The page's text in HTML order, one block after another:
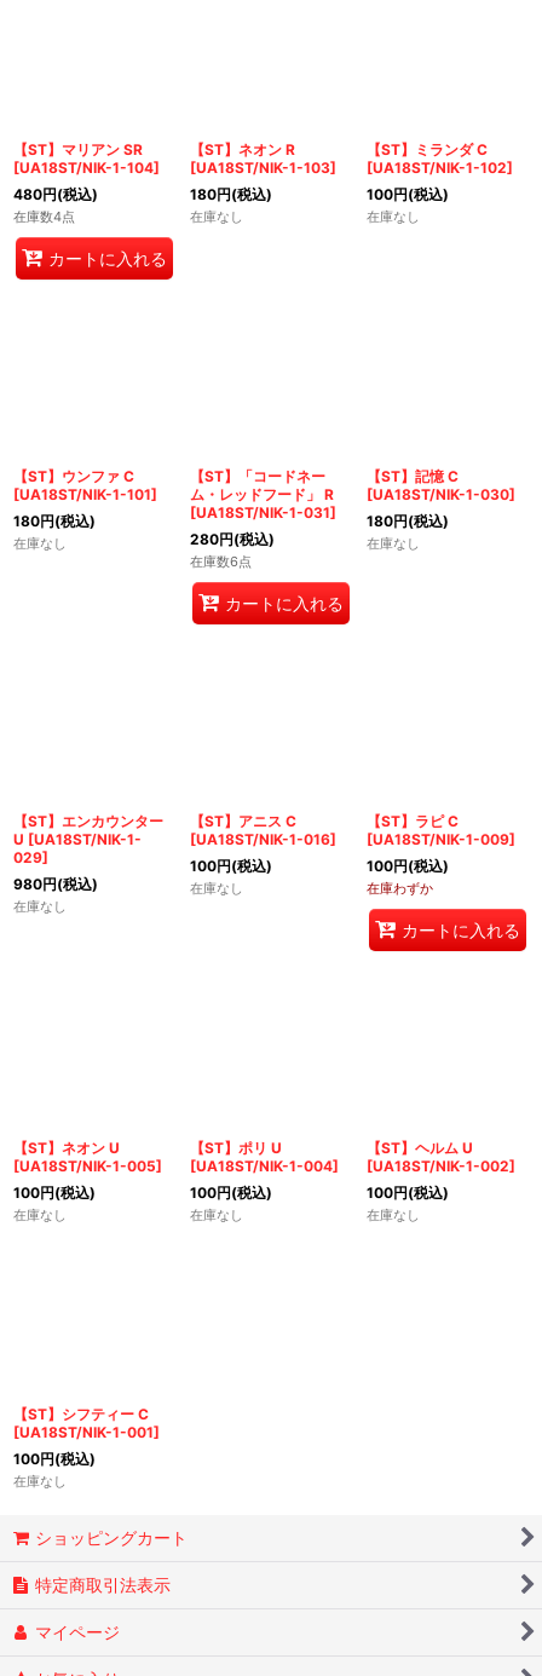
【ST】マリアン SR
[UA18ST/NIK-1-104]
480円(税込)
在庫数4点
カートに入れる
【ST】ネオン R
[UA18ST/NIK-1-103]
180円(税込)
在庫なし
【ST】ミランダ C
[UA18ST/NIK-1-102]
100円(税込)
在庫なし
【ST】ウンファ C
[UA18ST/NIK-1-101]
180円(税込)
在庫なし
【ST】「コードネー
ム・レッドフード」 R
[UA18ST/NIK-1-031]
280円(税込)
在庫数6点
カートに入れる
【ST】記憶 C
[UA18ST/NIK-1-030]
180円(税込)
在庫なし
【ST】エンカウンター
U [UA18ST/NIK-1-
029]
980円(税込)
在庫なし
【ST】アニス C
[UA18ST/NIK-1-016]
100円(税込)
在庫なし
【ST】ラピ C
[UA18ST/NIK-1-009]
100円(税込)
在庫わずか
カートに入れる
【ST】ネオン U
[UA18ST/NIK-1-005]
100円(税込)
在庫なし
【ST】ポリ U
[UA18ST/NIK-1-004]
100円(税込)
在庫なし
【ST】ヘルム U
[UA18ST/NIK-1-002]
100円(税込)
在庫なし
【ST】シフティー C
[UA18ST/NIK-1-001]
100円(税込)
在庫なし
ショッピングカート
特定商取引法表示
マイページ